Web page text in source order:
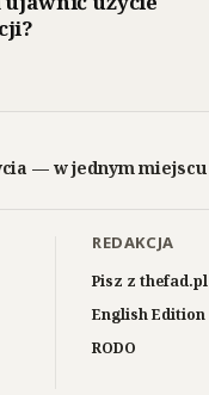
— w jednym miejscu
REDAKCJA
Pisz z thefad.pl
English Edition
RODO